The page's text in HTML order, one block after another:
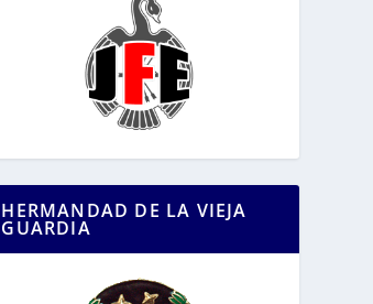
HERMANDAD DE LA VIEJA
GUARDIA